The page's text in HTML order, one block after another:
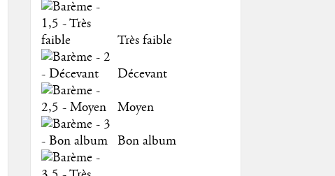
Très faible
Décevant
Moyen
Bon album